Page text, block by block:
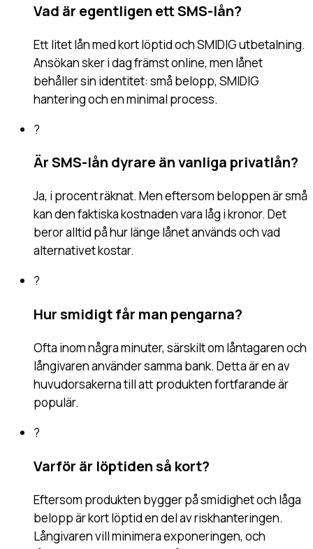
Vad är egentligen ett SMS-lån?
Ett litet lån med kort löptid och SMIDIG utbetalning.
Ansökan sker i dag främst online, men lånet
behåller sin identitet: små belopp, SMIDIG
hantering och en minimal process.
?
Är SMS-lån dyrare än vanliga privatlån?
Ja, i procent räknat. Men eftersom beloppen är små
kan den faktiska kostnaden vara låg i kronor. Det
beror alltid på hur länge lånet används och vad
alternativet kostar.
?
Hur smidigt får man pengarna?
Ofta inom några minuter, särskilt om låntagaren och
långivaren använder samma bank. Detta är en av
huvudorsakerna till att produkten fortfarande är
populär.
?
Varför är löptiden så kort?
Eftersom produkten bygger på smidighet och låga
belopp är kort löptid en del av riskhanteringen.
Långivaren vill minimera exponeringen, och